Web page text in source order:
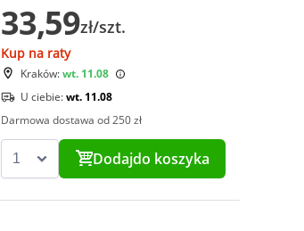
33,59zł/szt.
Kup na raty
Kraków:wt. 11.08
U ciebie:wt. 11.08
Darmowa dostawa od 250 zł
Dodajdo koszyka